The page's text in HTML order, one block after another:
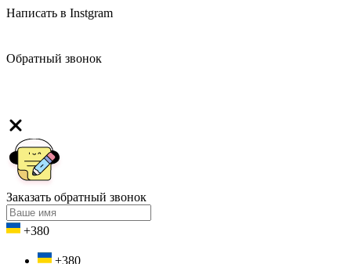
Написать в Instgram
Обратный звонок
Заказать обратный звонок
+380
+380